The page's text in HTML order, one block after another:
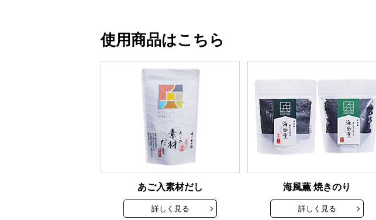
使用商品はこちら
あご入素材だし
詳しく見る
海風薫 焼きのり
詳しく見る